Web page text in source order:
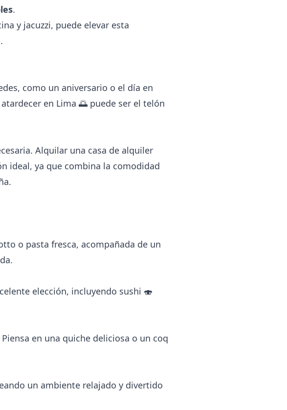
.
y jacuzzi, puede elevar esta
como un aniversario o el día en
en Lima 🌅 puede ser el telón
Alquilar una casa de alquiler
ideal, ya que combina la comodidad
o pasta fresca, acompañada de un
elección, incluyendo sushi 🍣
Piensa en una quiche deliciosa o un coq
un ambiente relajado y divertido